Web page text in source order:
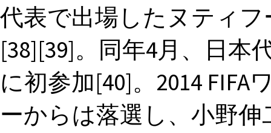
代表で出場したヌティ
[38][39]。同年4月、日本
に初参加[40]。2014
ーからは落選し、小野